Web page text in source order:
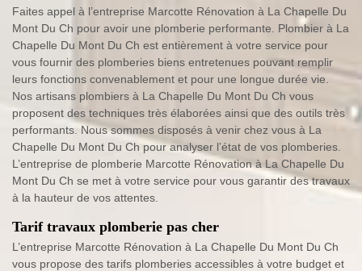
Faites appel à l’entreprise Marcotte Rénovation à La Chapelle Du
Mont Du Ch pour avoir une plomberie performante. Plombier à La
Chapelle Du Mont Du Ch est entièrement à votre service pour
vous fournir des plomberies biens entretenues pouvant remplir
leurs fonctions convenablement et pour une longue durée vie.
Nos artisans plombiers à La Chapelle Du Mont Du Ch vous
proposent des techniques très élaborées ainsi que des outils très
performants. Nous sommes disposés à venir chez vous à La
Chapelle Du Mont Du Ch pour analyser l’état de vos plomberies.
L’entreprise de plomberie Marcotte Rénovation à La Chapelle Du
Mont Du Ch se met à votre service pour vous garantir des travaux
à la hauteur de vos attentes.
Tarif travaux plomberie pas cher
L’entreprise Marcotte Rénovation à La Chapelle Du Mont Du Ch
vous propose des tarifs plomberies accessibles à votre budget et